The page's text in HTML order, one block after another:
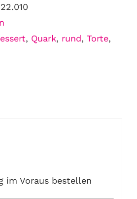
22.010
, Quark, rund, Torte,
im Voraus bestellen